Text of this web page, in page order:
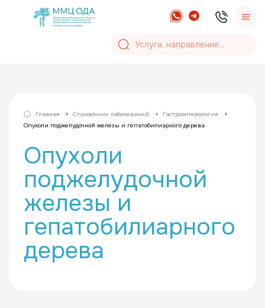
Главная Справочник заболеваний
Гастроэнтерология
Опухоли поджелудочной железы и гепатобилиарного дерева
Опухоли
поджелудочной
железы и
гепатобилиарного
дерева